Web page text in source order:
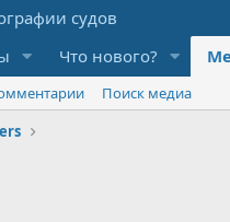
Что нового?
Поиск медиа